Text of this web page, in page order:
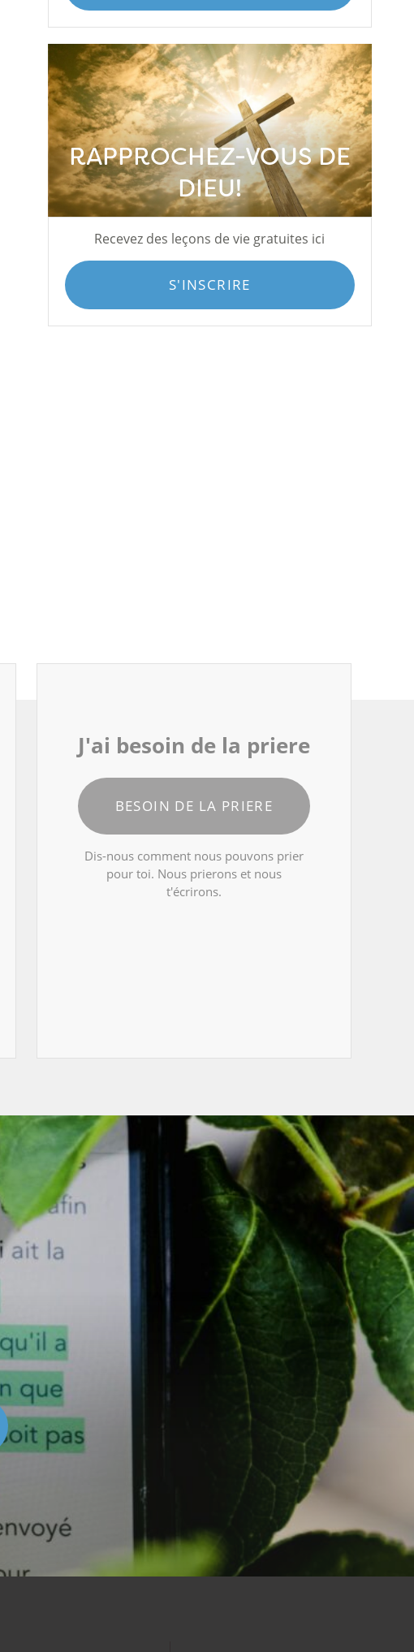
RAPPROCHEZ-VOUS DE
DIEU!
Recevez des leçons de vie gratuites ici
S'INSCRIRE
J'ai besoin de la priere
BESOIN DE LA PRIERE
Dis-nous comment nous pouvons prier
pour toi. Nous prierons et nous
t'écrirons.